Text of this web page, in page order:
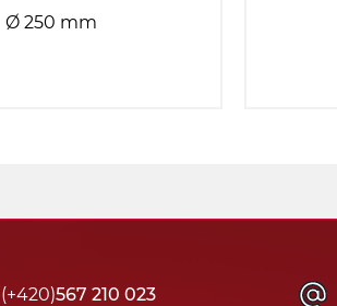
Ø 250 mm
(+420)567 210 023